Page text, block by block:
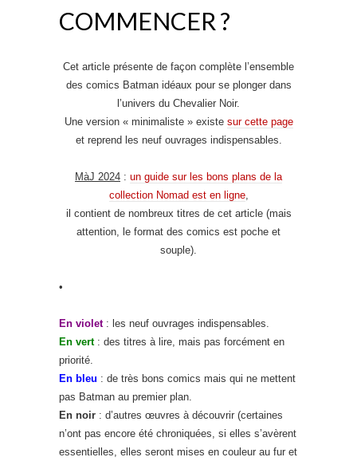
COMMENCER ?
Cet article présente de façon complète l’ensemble
des comics Batman idéaux pour se plonger dans
l’univers du Chevalier Noir.
Une version « minimaliste » existe sur cette page
et reprend les neuf ouvrages indispensables.
MàJ 2024 : un guide sur les bons plans de la
collection Nomad est en ligne,
il contient de nombreux titres de cet article (mais
attention, le format des comics est poche et
souple).
•
En violet: les neuf ouvrages indispensables.
En vert: des titres à lire, mais pas forcément en
priorité.
En bleu : de très bons comics mais qui ne mettent
pas Batman au premier plan.
En noir : d’autres œuvres à découvrir (certaines
n’ont pas encore été chroniquées, si elles s’avèrent
essentielles, elles seront mises en couleur au fur et